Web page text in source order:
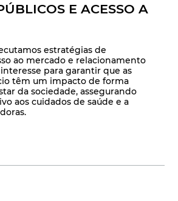
E ACESSO A
estratégias de
ao mercado e relacionamento
para garantir que as
têm um impacto de forma
da sociedade, assegurando
aos cuidados de saúde e a